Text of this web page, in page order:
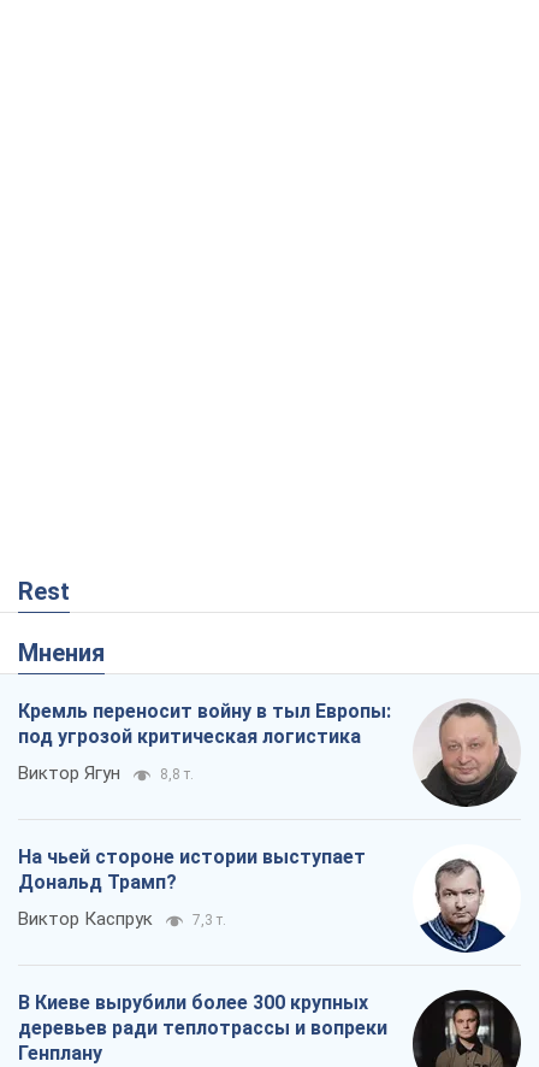
Rest
Мнения
Кремль переносит войну в тыл Европы:
под угрозой критическая логистика
Виктор Ягун 8,8 т.
На чьей стороне истории выступает
Дональд Трамп?
Виктор Каспрук 7,3 т.
В Киеве вырубили более 300 крупных
деревьев ради теплотрассы и вопреки
Генплану